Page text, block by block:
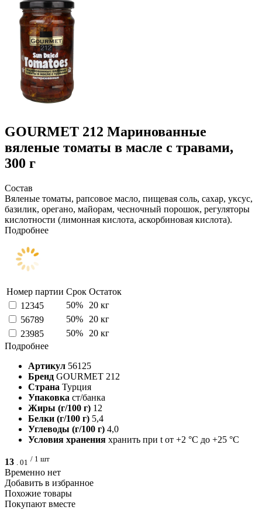
GOURMET 212 Маринованные
вяленые томаты в масле с травами,
300 г
Состав
Вяленые томаты, рапсовое масло, пищевая соль, сахар, уксус,
базилик, орегано, майорам, чесночный порошок, регуляторы
кислотности (лимонная кислота, аскорбиновая кислота).
Подробнее
Номер партии Срок Остаток
12345
50%
20 кг
56789
50%
20 кг
23985
50%
20 кг
Подробнее
Артикул 56125
Бренд GOURMET 212
Страна Турция
Упаковка ст/банка
Жиры (г/100 г) 12
Белки (г/100 г) 5,4
Углеводы (г/100 г) 4,0
Условия хранения хранить при t от +2 °С до +25 °С
13 . 01 / 1 шт
Временно нет
Добавить в избранное
Похожие товары
Покупают вместе